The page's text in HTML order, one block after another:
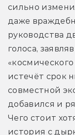
сильно
даже
руководства
голоса,
истечёт срок
совместной
добавился и
Чего стоит
история с